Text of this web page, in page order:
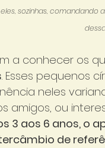
sozinhas,
a conhecer os
. Esses pequenos
neles
amigos, ou
3 aos 6 anos, o
de